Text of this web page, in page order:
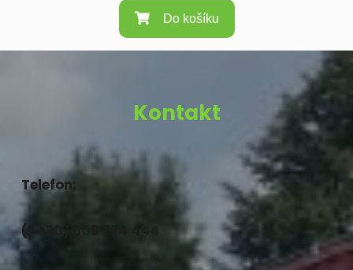
Do košíku
Kontakt
Telefon:
(+420) 608 774 444